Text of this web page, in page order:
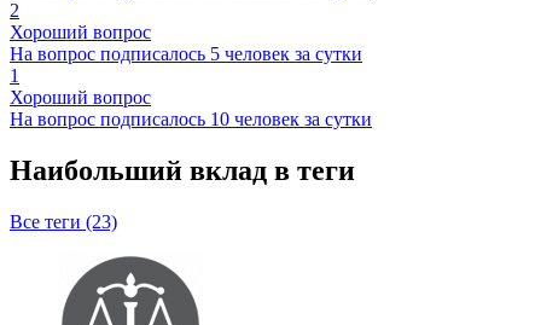
2
Хороший вопрос
На вопрос подписалось 5 человек за сутки
1
Хороший вопрос
На вопрос подписалось 10 человек за сутки
Наибольший вклад в теги
Все теги (23)